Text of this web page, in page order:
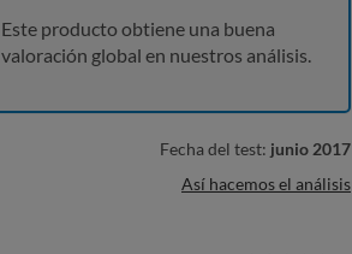
Este producto obtiene una buena
valoración global en nuestros análisis.
Fecha del test: junio 2017
Así hacemos el análisis